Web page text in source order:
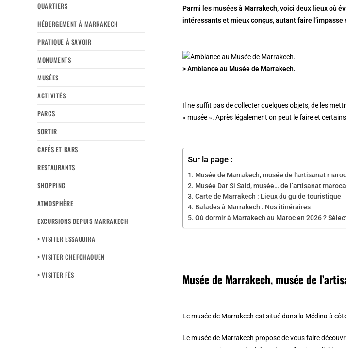
QUARTIERS
HÉBERGEMENT À MARRAKECH
PRATIQUE À SAVOIR
MONUMENTS
MUSÉES
ACTIVITÉS
PARCS
SORTIR
CAFÉS ET BARS
RESTAURANTS
SHOPPING
ATMOSPHÈRE
EXCURSIONS DEPUIS MARRAKECH
> VISITER ESSAOUIRA
> VISITER CHEFCHAOUEN
> VISITER FÈS
Parmi les musées à Marrakech, voici deux lieux où
intéressants et mieux conçus, autant faire
> Ambiance au Musée de Marrakech.
Il ne suffit pas de collecter quelques objets, de les
« musée ». Après légalement on peut le faire et
Sur la page :
Musée de Marrakech, musée de l’artisanat
Musée Dar Si Said, musée… de l’artisanat
Carte de Marrakech : Lieux du guide touristique
Balades à Marrakech : Nos itinéraires
Où dormir à Marrakech au Maroc en 2026 ?
Musée de Marrakech, musée de
Le musée de Marrakech est situé dans la Médina à
Le musée de Marrakech propose de vous faire